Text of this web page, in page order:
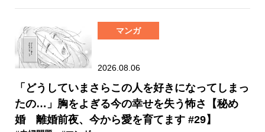
マンガ
2026.08.06
「どうしていまさらこの人を好きになってしまっ
たの…」胸をよぎる今の幸せを失う怖さ【秘め
婚 離婚前夜、今から愛を育てます #29】